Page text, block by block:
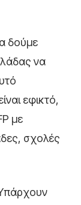
δούμε
να
εφικτό,
με
σχολές